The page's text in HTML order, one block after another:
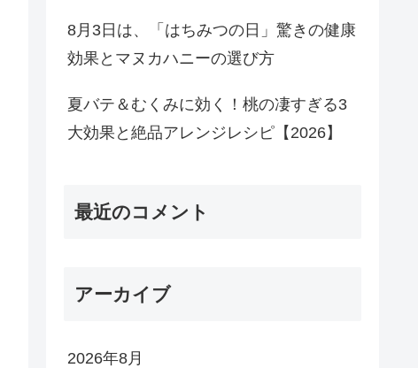
8月3日は、「はちみつの日」驚きの健康
効果とマヌカハニーの選び方
夏バテ＆むくみに効く！桃の凄すぎる3
大効果と絶品アレンジレシピ【2026】
最近のコメント
アーカイブ
2026年8月